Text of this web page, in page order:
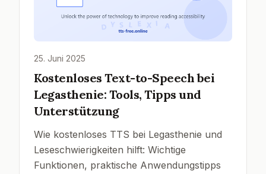
25. Juni 2025
Kostenloses Text-to-Speech bei
Legasthenie: Tools, Tipps und
Unterstützung
Wie kostenloses TTS bei Legasthenie und
Leseschwierigkeiten hilft: Wichtige
Funktionen, praktische Anwendungstipps